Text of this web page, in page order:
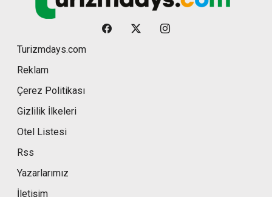
Turizmdays.com
Reklam
Çerez Politikası
Gizlilik İlkeleri
Otel Listesi
Rss
Yazarlarımız
İletişim